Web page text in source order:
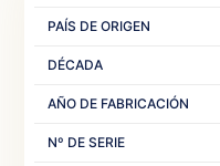
PAÍS DE ORIGEN
DÉCADA
AÑO DE FABRICACIÓN
Nº DE SERIE